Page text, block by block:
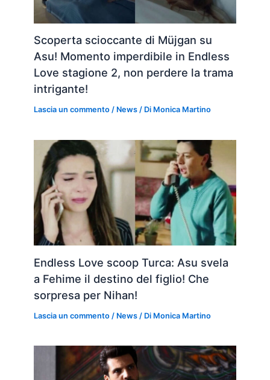
Scoperta scioccante di Müjgan su
Asu! Momento imperdibile in Endless
Love stagione 2, non perdere la trama
intrigante!
Lascia un commento / News / Di Monica Martino
Endless Love scoop Turca: Asu svela
a Fehime il destino del figlio! Che
sorpresa per Nihan!
Lascia un commento / News / Di Monica Martino